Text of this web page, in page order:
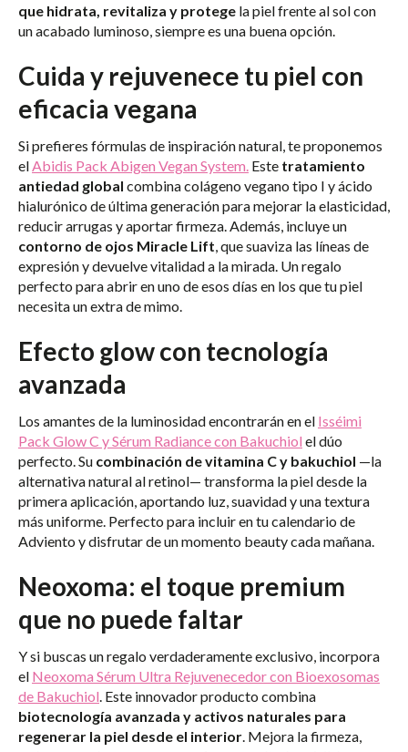
que hidrata, revitaliza y protege la piel frente al sol con
un acabado luminoso, siempre es una buena opción.
Cuida y rejuvenece tu piel con
eficacia vegana
Si prefieres fórmulas de inspiración natural, te proponemos
el Abidis Pack Abigen Vegan System. Este tratamiento
antiedad global combina colágeno vegano tipo I y ácido
hialurónico de última generación para mejorar la elasticidad,
reducir arrugas y aportar firmeza. Además, incluye un
contorno de ojos Miracle Lift , que suaviza las líneas de
expresión y devuelve vitalidad a la mirada. Un regalo
perfecto para abrir en uno de esos días en los que tu piel
necesita un extra de mimo.
Efecto glow con tecnología
avanzada
Los amantes de la luminosidad encontrarán en el Isséimi
Pack Glow C y Sérum Radiance con Bakuchiol el dúo
perfecto. Su combinación de vitamina C y bakuchiol —la
alternativa natural al retinol— transforma la piel desde la
primera aplicación, aportando luz, suavidad y una textura
más uniforme. Perfecto para incluir en tu calendario de
Adviento y disfrutar de un momento beauty cada mañana.
Neoxoma: el toque premium
que no puede faltar
Y si buscas un regalo verdaderamente exclusivo, incorpora
el Neoxoma Sérum Ultra Rejuvenecedor con Bioexosomas
de Bakuchiol . Este innovador producto combina
biotecnología avanzada y activos naturales para
regenerar la piel desde el interior . Mejora la firmeza,